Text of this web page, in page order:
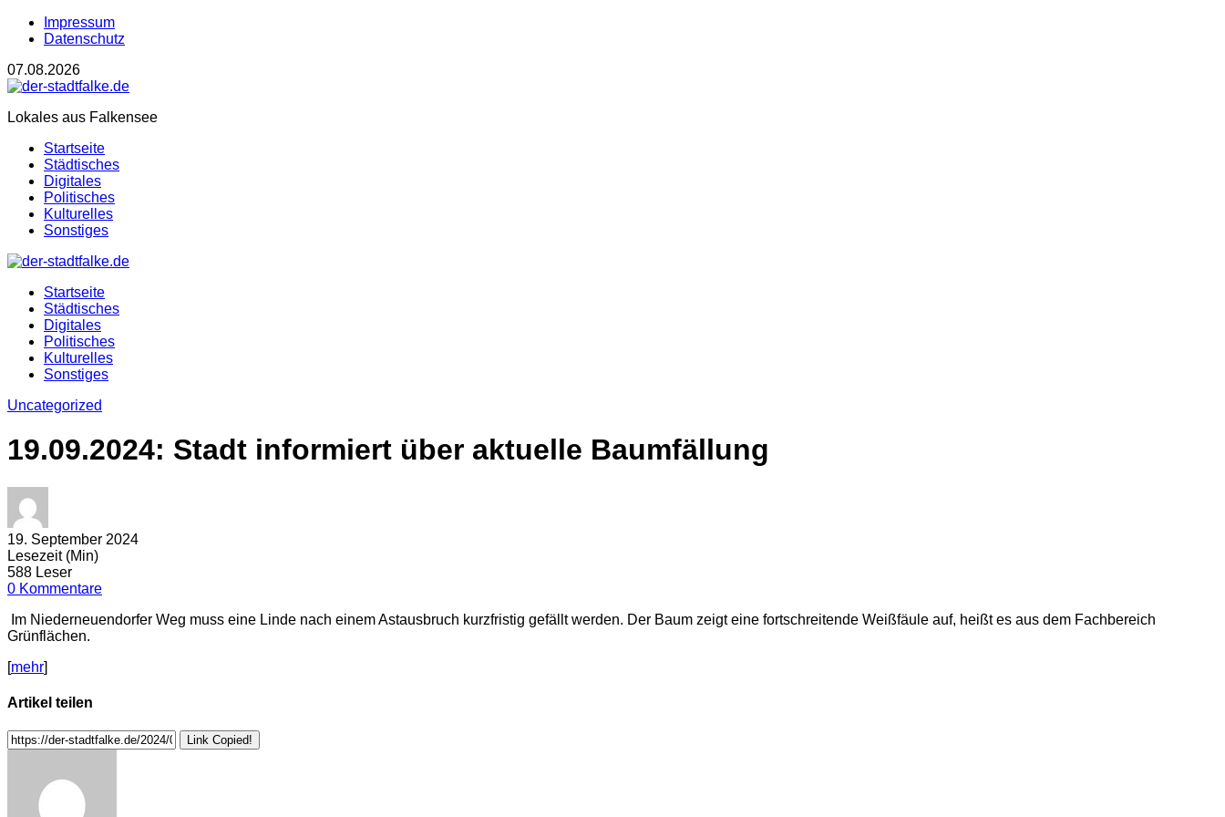
Impressum
Datenschutz
07.08.2026
Lokales aus Falkensee
Startseite
Städtisches
Digitales
Politisches
Kulturelles
Sonstiges
Startseite
Städtisches
Digitales
Politisches
Kulturelles
Sonstiges
Uncategorized
19.09.2024: Stadt informiert über aktuelle Baumfällung
19. September 2024
Lesezeit (Min)
588 Leser
0 Kommentare
Im Niederneuendorfer Weg muss eine Linde nach einem Astausbruch kurzfristig gefällt werden. Der Baum zeigt eine fortschreitende Weißfäule auf, heißt es aus dem Fachbereich
Grünflächen.
[mehr]
Artikel teilen
Link Copied!